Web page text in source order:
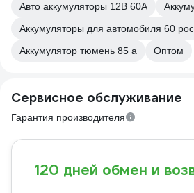
Авто аккумуляторы 12В 60А
Аккумуляторы для автомобиля 60
Аккумулятор тюмень 85 а
Оптом
Сервисное обслуживание
Гарантия производителя
120 дней обмен и